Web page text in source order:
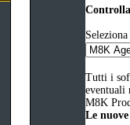
Tutti i
eventuali
M8K
Le